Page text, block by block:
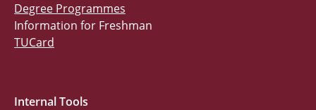
Degree Programmes
Information for Freshman
TUCard
Internal Tools